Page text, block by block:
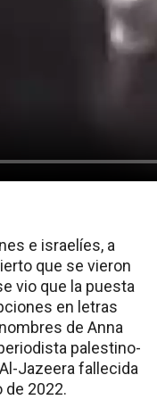
e israelíes, a
que se vieron
vio que la puesta
en letras
de Anna
palestino-
Jazeera fallecida
de 2022.